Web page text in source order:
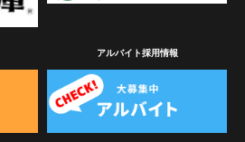
アルバイト採用情報